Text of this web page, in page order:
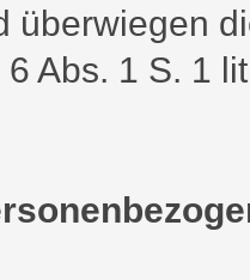
überwiegen
6 Abs. 1 S. 1